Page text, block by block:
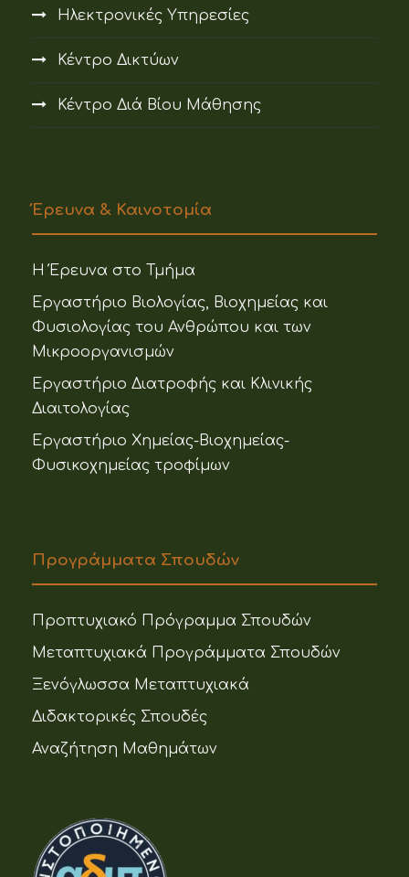
Ηλεκτρονικές Υπηρεσίες
Κέντρο Δικτύων
Κέντρο Διά Βίου Μάθησης
Έρευνα & Καινοτομία
Η Έρευνα στο Τμήμα
Εργαστήριο Βιολογίας, Βιοχημείας και
Φυσιολογίας του Ανθρώπου και των
Μικροοργανισμών
Εργαστήριο Διατροφής και Κλινικής
Διαιτολογίας
Εργαστήριο Χημείας-Βιοχημείας-
Φυσικοχημείας τροφίμων
Προγράμματα Σπουδών
Προπτυχιακό Πρόγραμμα Σπουδών
Μεταπτυχιακά Προγράμματα Σπουδών
Ξενόγλωσσα Μεταπτυχιακά
Διδακτορικές Σπουδές
Αναζήτηση Μαθημάτων